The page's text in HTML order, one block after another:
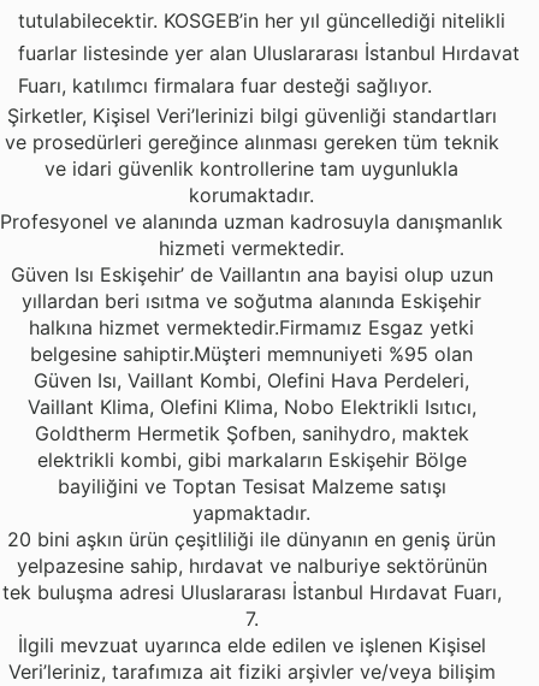
tutulabilecektir. KOSGEB’in her yıl güncellediği nitelikli
fuarlar listesinde yer alan Uluslararası İstanbul Hırdavat
Fuarı, katılımcı firmalara fuar desteği sağlıyor.
Şirketler, Kişisel Veri’lerinizi bilgi güvenliği standartları
ve prosedürleri gereğince alınması gereken tüm teknik
ve idari güvenlik kontrollerine tam uygunlukla
korumaktadır.
Profesyonel ve alanında uzman kadrosuyla danışmanlık
hizmeti vermektedir.
Güven Isı Eskişehir’ de Vaillantın ana bayisi olup uzun
yıllardan beri ısıtma ve soğutma alanında Eskişehir
halkına hizmet vermektedir.Firmamız Esgaz yetki
belgesine sahiptir.Müşteri memnuniyeti %95 olan
Güven Isı, Vaillant Kombi, Olefini Hava Perdeleri,
Vaillant Klima, Olefini Klima, Nobo Elektrikli Isıtıcı,
Goldtherm Hermetik Şofben, sanihydro, maktek
elektrikli kombi, gibi markaların Eskişehir Bölge
bayiliğini ve Toptan Tesisat Malzeme satışı
yapmaktadır.
20 bini aşkın ürün çeşitliliği ile dünyanın en geniş ürün
yelpazesine sahip, hırdavat ve nalburiye sektörünün
tek buluşma adresi Uluslararası İstanbul Hırdavat Fuarı,
7.
İlgili mevzuat uyarınca elde edilen ve işlenen Kişisel
Veri’leriniz, tarafımıza ait fiziki arşivler ve/veya bilişim